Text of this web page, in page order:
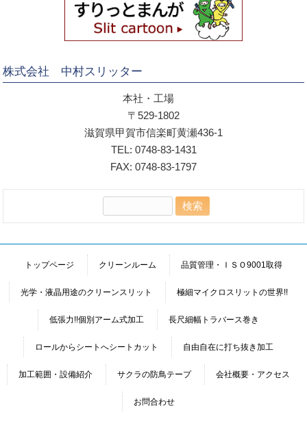
株式会社 中村スリッター
本社・工場
〒529-1802
滋賀県甲賀市信楽町黄瀬436-1
TEL: 0748-83-1431
FAX: 0748-83-1797
トップページ クリーンルーム 品質管理・ＩＳＯ9001取得
光学・液晶用途のクリーンスリット 極細マイクロスリットの世界!!
低張力!!個別アーム式加工 長尺細幅トラバース巻き
ロールからシートへシートカット 自由自在に打ち抜き加工
加工範囲・設備紹介 サクラの防鳥テープ 会社概要・アクセス
お問合わせ